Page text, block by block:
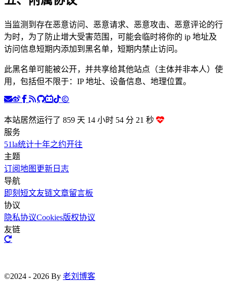
当监测到存在恶意访问、恶意请求、恶意攻击、恶意评论的行
为时，为了防止增大受害范围，可能会临时将你的 ip 地址及
访问信息短期内添加到黑名单，短期内禁止访问。
此黑名单可能被公开，并共享给其他站点（主体并非本人）使
用，包括但不限于：IP 地址、设备信息、地理位置。
本站居然运行了 859 天 14 小时 54 分 22 秒
服务
51la统计十年之约开往
主题
订阅地图 更新日志
导航
即刻短文友链文章留言板
协议
隐私协议Cookies版权协议
友链
©2024 - 2026 By 老刘博客